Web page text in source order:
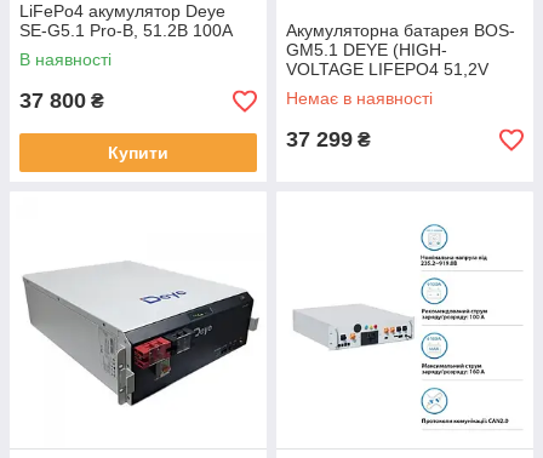
LiFePo4 акумулятор Deye
SE-G5.1 Pro-B, 51.2В 100A
В наявності
37 800 ₴
Купити
Акумуляторна батарея BOS-
GM5.1 DEYE (HIGH-
VOLTAGE LIFEPO4 51,2V
100AH ​​5,12KWH)
Немає в наявності
37 299 ₴